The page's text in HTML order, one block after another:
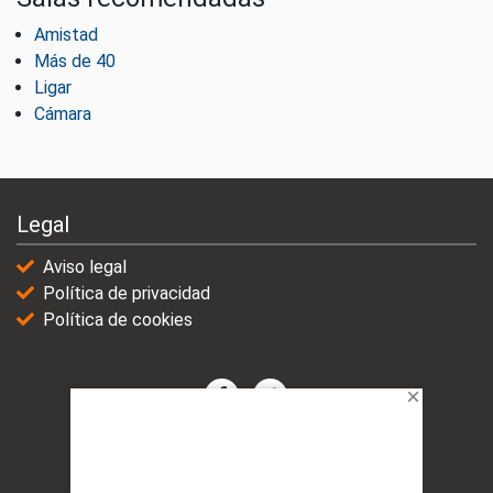
Amistad
Más de 40
Ligar
Cámara
Legal
Aviso legal
Política de privacidad
Política de cookies